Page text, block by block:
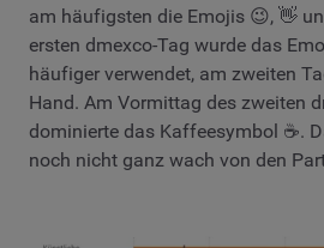
am häufigsten die Emojis 😉, 👋
ersten dmexco-Tag wurde das
häufiger verwendet, am zweiten
Hand. Am Vormittag des zweiten
dominierte das Kaffeesymbol ☕.
noch nicht ganz wach von den